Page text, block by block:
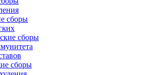
сборы
сборы
сборы